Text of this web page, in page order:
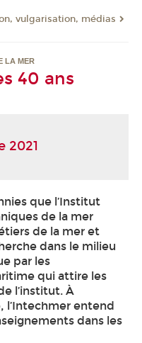
vulgarisation, médias
LA MER
40 ans
2021
que l’Institut
de la mer
de la mer et
dans le milieu
par les
qui attire les
l’institut. À
l’Intechmer entend
dans les